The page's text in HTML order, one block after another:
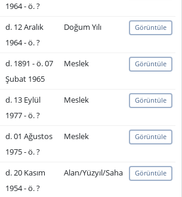
1964 - ö. ?
d. 12 Aralık
1964 - ö. ?
Doğum Yılı Görüntüle
d. 1891 - ö. 07
Şubat 1965
Meslek Görüntüle
d. 13 Eylül
1977 - ö. ?
Meslek Görüntüle
d. 01 Ağustos
1975 - ö. ?
Meslek Görüntüle
d. 20 Kasım
1954 - ö. ?
Alan/Yüzyıl/Saha Görüntüle